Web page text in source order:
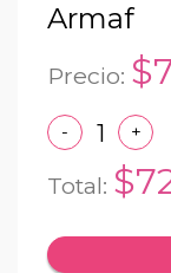
Armaf
Precio:
- +
Total: